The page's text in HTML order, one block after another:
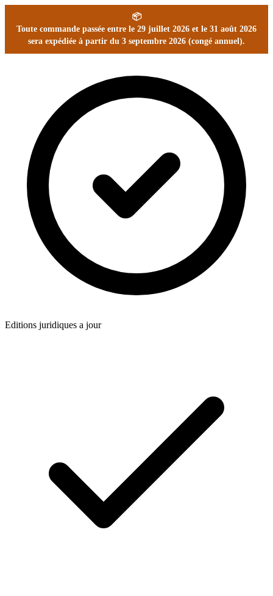
📦
Toute commande passée entre le 29 juillet 2026 et le 31 août 2026
sera expédiée à partir du 3 septembre 2026 (congé annuel).
Editions juridiques a jour